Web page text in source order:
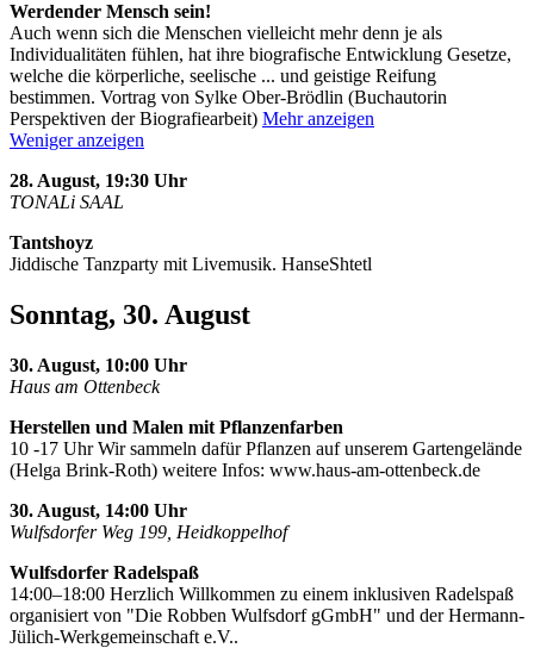
Werdender Mensch sein!
Auch wenn sich die Menschen vielleicht mehr denn je als
Individualitäten fühlen, hat ihre biografische Entwicklung Gesetze,
welche die körperliche, seelische ... und geistige Reifung
bestimmen. Vortrag von Sylke Ober-Brödlin (Buchautorin
Perspektiven der Biografiearbeit) Mehr anzeigen
Weniger anzeigen
28. August, 19:30 Uhr
TONALi SAAL
Tantshoyz
Jiddische Tanzparty mit Livemusik. HanseShtetl
Sonntag, 30. August
30. August, 10:00 Uhr
Haus am Ottenbeck
Herstellen und Malen mit Pflanzenfarben
10 -17 Uhr Wir sammeln dafür Pflanzen auf unserem Gartengelände
(Helga Brink-Roth) weitere Infos: www.haus-am-ottenbeck.de
30. August, 14:00 Uhr
Wulfsdorfer Weg 199, Heidkoppelhof
Wulfsdorfer Radelspaß
14:00–18:00 Herzlich Willkommen zu einem inklusiven Radelspaß
organisiert von "Die Robben Wulfsdorf gGmbH" und der Hermann-
Jülich-Werkgemeinschaft e.V..